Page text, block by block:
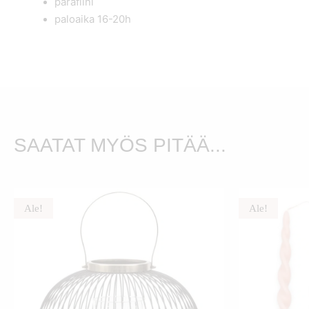
paloaika 16-20h
SAATAT MYÖS PITÄÄ...
Ale! Ale!